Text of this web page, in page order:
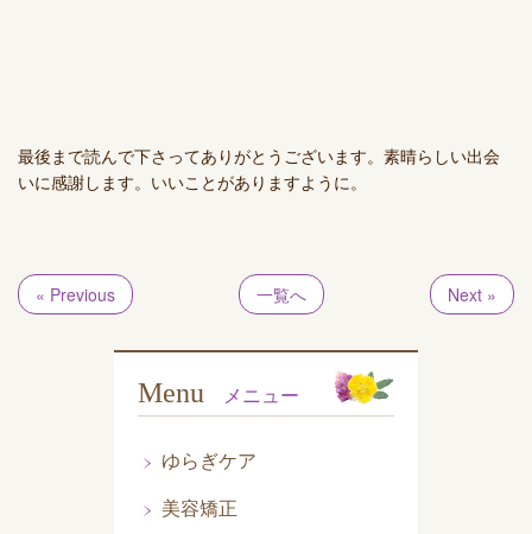
最後まで読んで下さってありがとうございます。素晴らしい出会
いに感謝します。いいことがありますように。
« Previous 一覧へ Next »
Menu メニュー
ゆらぎケア
美容矯正